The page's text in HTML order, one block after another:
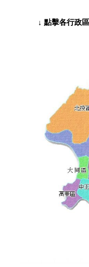
↓ 點擊各行政